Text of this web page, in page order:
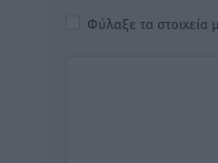
Φύλαξε τα